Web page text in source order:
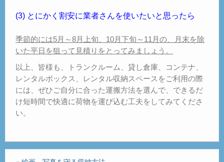
(3) とにかく割安に業者さんを使いたいと思ったら
季節的には5月～8月上旬、10月下旬～11月の、月末を除
いた平日を狙って見積りをとってみましょう。
以上、皆様も、トランクルーム、貸し倉庫、コンテナ、
レンタルボックス、レンタル収納スペースをご利用の際
には、ぜひご自分に合った運搬方法を選んで、できるだ
け短時間で快適に荷物を運び込む工夫をしてみてくださ
い。